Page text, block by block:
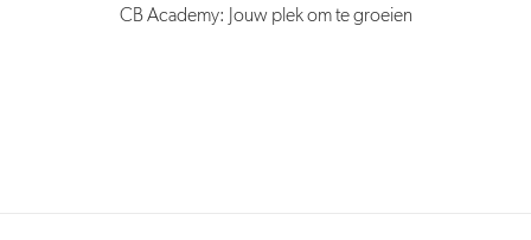
CB Academy: Jouw plek om te groeien